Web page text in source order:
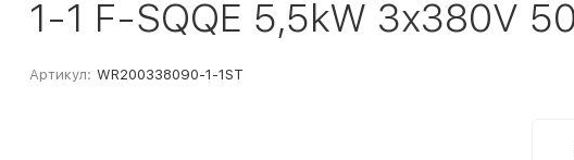
1-1 F-SQQE 5,5kW 3x380V
Артикул: WR200338090-1-1ST